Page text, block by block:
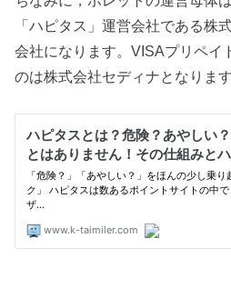
「ハピタス」運営会社である株
会社になります。VISAプリペイ
のは株式会社セディナとなります